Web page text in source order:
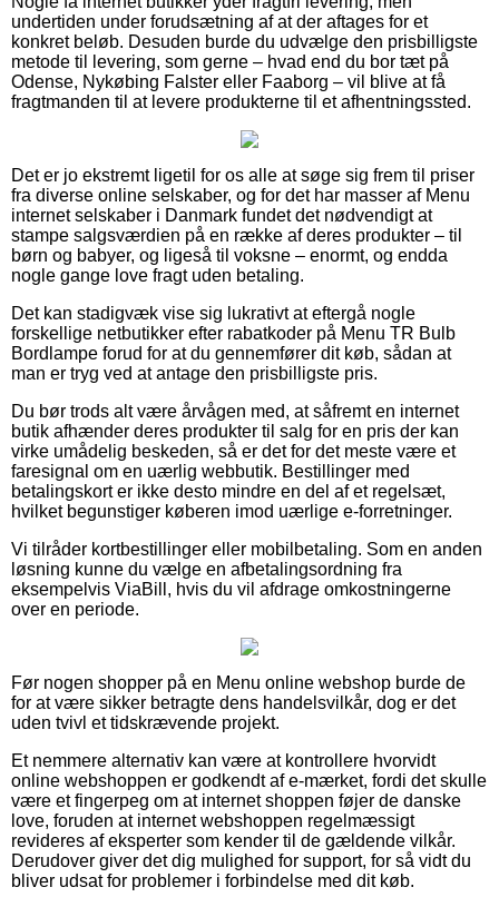
undertiden under forudsætning af at der aftages for et
konkret beløb. Desuden burde du udvælge den prisbilligste
metode til levering, som gerne – hvad end du bor tæt på
Odense, Nykøbing Falster eller Faaborg – vil blive at få
fragtmanden til at levere produkterne til et afhentningssted.
Det er jo ekstremt ligetil for os alle at søge sig frem til priser
fra diverse online selskaber, og for det har masser af Menu
internet selskaber i Danmark fundet det nødvendigt at
stampe salgsværdien på en række af deres produkter – til
børn og babyer, og ligeså til voksne – enormt, og endda
nogle gange love fragt uden betaling.
Det kan stadigvæk vise sig lukrativt at eftergå nogle
forskellige netbutikker efter rabatkoder på Menu TR Bulb
Bordlampe forud for at du gennemfører dit køb, sådan at
man er tryg ved at antage den prisbilligste pris.
Du bør trods alt være årvågen med, at såfremt en internet
butik afhænder deres produkter til salg for en pris der kan
virke umådelig beskeden, så er det for det meste være et
faresignal om en uærlig webbutik. Bestillinger med
betalingskort er ikke desto mindre en del af et regelsæt,
hvilket begunstiger køberen imod uærlige e-forretninger.
Vi tilråder kortbestillinger eller mobilbetaling. Som en anden
løsning kunne du vælge en afbetalingsordning fra
eksempelvis ViaBill, hvis du vil afdrage omkostningerne
over en periode.
Før nogen shopper på en Menu online webshop burde de
for at være sikker betragte dens handelsvilkår, dog er det
uden tvivl et tidskrævende projekt.
Et nemmere alternativ kan være at kontrollere hvorvidt
online webshoppen er godkendt af e-mærket, fordi det skulle
være et fingerpeg om at internet shoppen føjer de danske
love, foruden at internet webshoppen regelmæssigt
revideres af eksperter som kender til de gældende vilkår.
Derudover giver det dig mulighed for support, for så vidt du
bliver udsat for problemer i forbindelse med dit køb.